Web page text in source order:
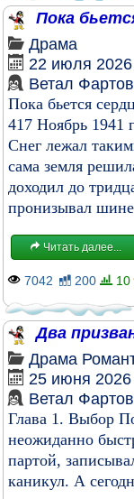
Пока
Драма
22 июля 2026
Ветал
Пока бьется
417 Ноябрь 1941
Снег лежал
сама земля
доходил до
пронизывал
Читать далее...
7042 200 10
Два
Драма
25 июня 2026
Ветал
Глава 1. Выбор
неожиданно
партой,
каникул. А